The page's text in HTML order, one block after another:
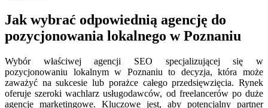
Jak wybrać odpowiednią agencję do
pozycjonowania lokalnego w Poznaniu
Wybór właściwej agencji SEO specjalizującej się w
pozycjonowaniu lokalnym w Poznaniu to decyzja, która może
zaważyć na sukcesie lub porażce całego przedsięwzięcia. Rynek
oferuje szeroki wachlarz usługodawców, od freelancerów po duże
agencje marketingowe. Kluczowe jest, aby potencjalny partner